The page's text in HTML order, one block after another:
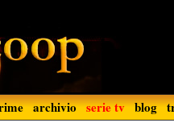
archivio serie tv blog